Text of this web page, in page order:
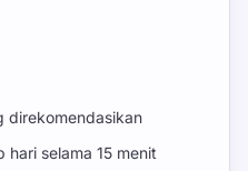
direkomendasikan
hari selama 15 menit